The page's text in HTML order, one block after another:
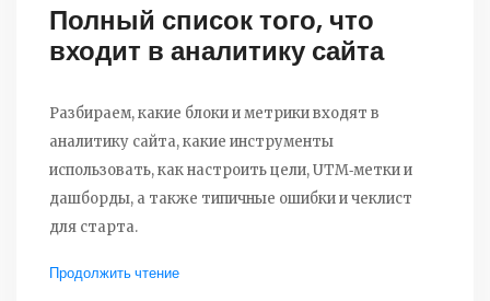
Полный список того, что
входит в аналитику сайта
Разбираем, какие блоки и метрики входят в
аналитику сайта, какие инструменты
использовать, как настроить цели, UTM‑метки и
дашборды, а также типичные ошибки и чеклист
для старта.
Продолжить чтение